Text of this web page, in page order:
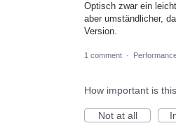
Optisch zwar ein
aber umständlicher,
Version.
1 comment ·
How important is
Not at all